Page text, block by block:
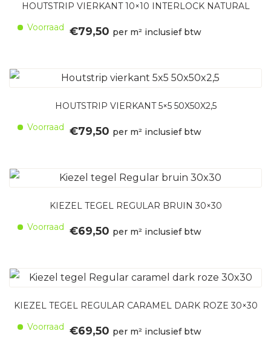
HOUTSTRIP VIERKANT 10×10 INTERLOCK NATURAL
Voorraad
€79,50 per m² inclusief btw
HOUTSTRIP VIERKANT 5×5 50X50X2,5
Voorraad €79,50 per m² inclusief btw
KIEZEL TEGEL REGULAR BRUIN 30×30
Voorraad €69,50 per m² inclusief btw
KIEZEL TEGEL REGULAR CARAMEL DARK ROZE 30×30
Voorraad €69,50 per m² inclusief btw